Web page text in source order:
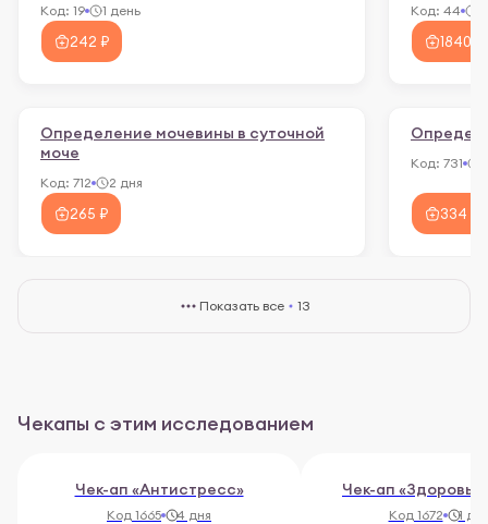
Код: 19 1 день
242 ₽
Код: 44
1840 ₽
Определение мочевины в суточной
моче
Код: 712 2 дня
265 ₽
Код: 731
334 ₽
Показать все 13
Чекапы с этим исследованием
Чек-ап «Антистресс»
Код 1665 4 дня
Чек-ап «Здоровые
Код 1672 1